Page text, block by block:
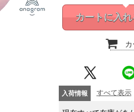
カートに入れ
入荷情報 すべて表示